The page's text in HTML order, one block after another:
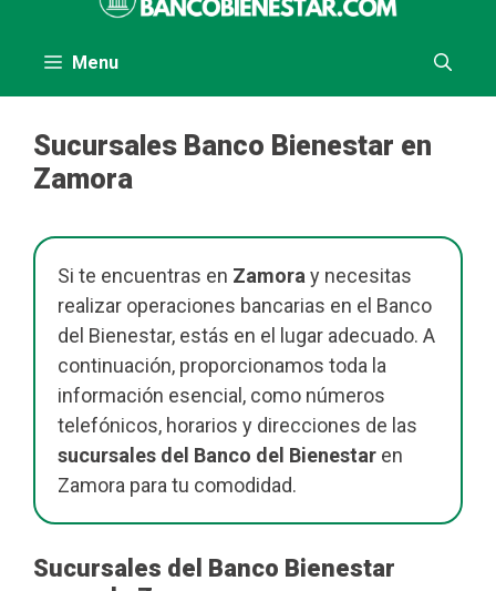
Menu
Sucursales Banco Bienestar en
Zamora
Si te encuentras en Zamora y necesitas
realizar operaciones bancarias en el Banco
del Bienestar, estás en el lugar adecuado. A
continuación, proporcionamos toda la
información esencial, como números
telefónicos, horarios y direcciones de las
sucursales del Banco del Bienestar en
Zamora para tu comodidad.
Sucursales del Banco Bienestar